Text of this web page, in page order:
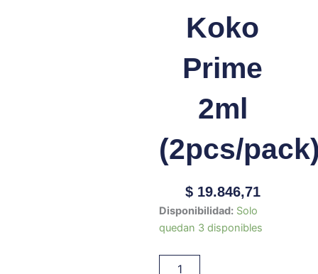
Koko
Prime
2ml
(2pcs/
$19.846,71
Disponibilidad: Solo
quedan 3 disponibles
UWELL
CARTUCHO
VACIO